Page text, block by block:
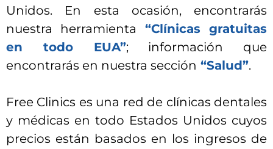
Unidos. En esta ocasión, encontrarás
nuestra herramienta “Clínicas gratuitas
en todo EUA”; información que
encontrarás en nuestra sección “Salud”.
Free Clinics es una red de clínicas dentales
y médicas en todo Estados Unidos cuyos
precios están basados en los ingresos de